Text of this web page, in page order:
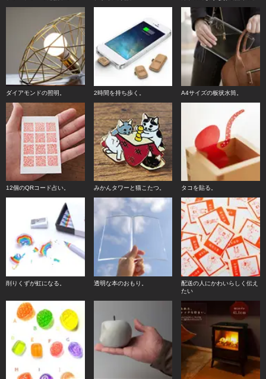
ダイアモンドの照明。 2時間を持ち歩く。 A4サイズの板状水筒。
12個のQRコード占い。 みかんタワーと猫こたつ。 タコを貼る。
削りくずが虹になる。 透明な本のおもり。
配送の人にかわいらしく伝え
たい